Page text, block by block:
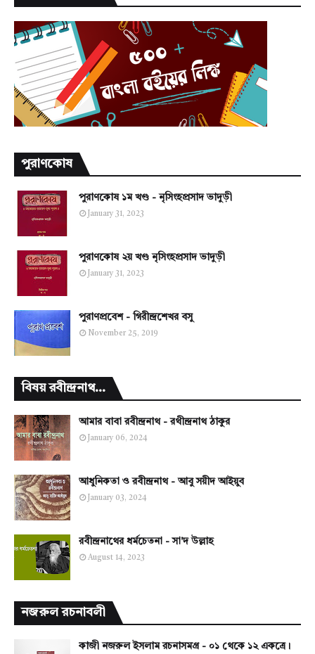
পুরাণকোষ
পুরাণকোষ ১ম খণ্ড - নৃসিংহপ্রসাদ ভাদুড়ী
January 31, 2023
পুরাণকোষ ২য় খণ্ড নৃসিংহপ্রসাদ ভাদুড়ী
January 31, 2023
পুরাণপ্রবেশ - গিরীন্দ্রশেখর বসু
November 25, 2019
বিষয় রবীন্দ্রনাথ...
আমার বাবা রবীন্দ্রনাথ - রথীন্দ্রনাথ ঠাকুর
January 06, 2024
আধুনিকতা ও রবীন্দ্রনাথ - আবু সয়ীদ আইয়ুব
January 03, 2024
রবীন্দ্রনাথের ধর্মচেতনা - সা'দ উল্লাহ
August 14, 2023
নজরুল রচনাবলী
কাজী নজরুল ইসলাম রচনাসমগ্র - ০১ থেকে ১২ একত্রে।